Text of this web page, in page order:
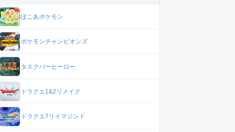
ぽこあポケモン
ポケモンチャンピオンズ
タスクバーヒーロー
ドラクエ1&2リメイク
ドラクエ7リイマジンド